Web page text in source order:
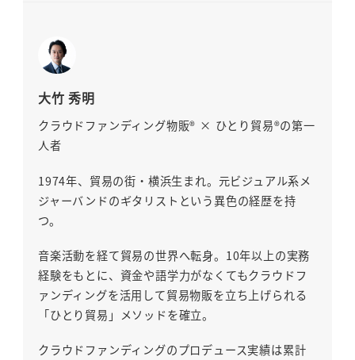
大竹 秀明
クラウドファンディング物販® × ひとり貿易®の第一
人者
1974年、貿易の街・横浜生まれ。元ビジュアル系メ
ジャーバンドのギタリストという異色の経歴を持
つ。
音楽活動を経て貿易の世界へ転身。10年以上の実務
経験をもとに、資金や語学力がなくてもクラウドフ
ァンディングを活用して貿易物販を立ち上げられる
「ひとり貿易」メソッドを確立。
クラウドファンディングのプロデュース実績は累計